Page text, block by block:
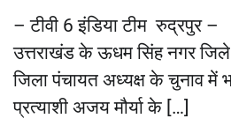
– टीवी 6 इंडिया टीम रुद्रपुर –
उत्तराखंड के ऊधम सिंह नगर
जिला पंचायत अध्यक्ष के चुनाव में
प्रत्याशी अजय मौर्या के […]